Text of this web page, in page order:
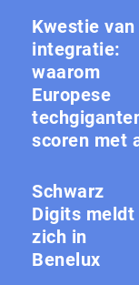
Kwestie van
integratie:
waarom
Europese
scoren met
Schwarz
Digits meldt
zich in
Benelux